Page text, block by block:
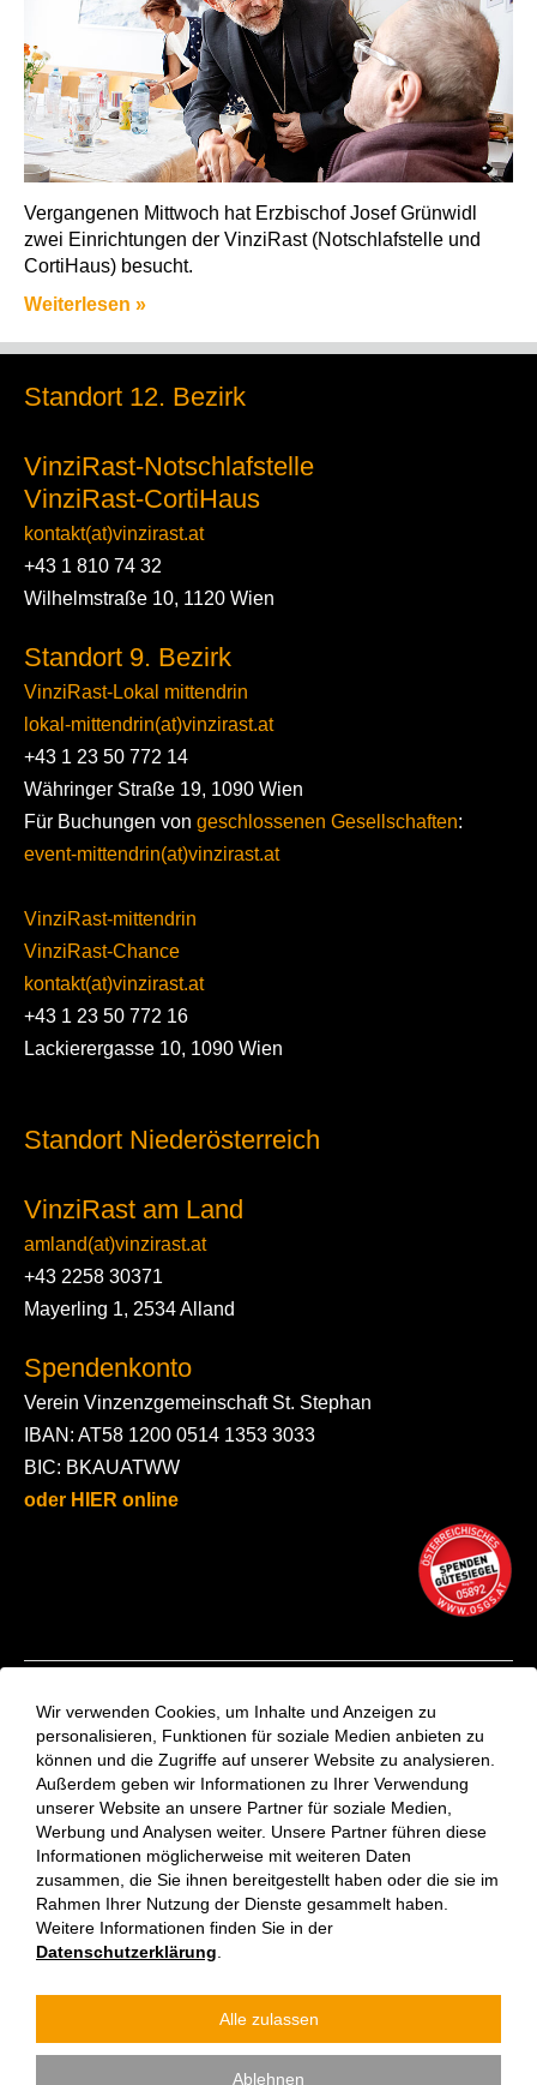
Vergangenen Mittwoch hat Erzbischof Josef Grünwidl
zwei Einrichtungen der VinziRast (Notschlafstelle und
CortiHaus) besucht.
Weiterlesen »
Standort 12. Bezirk
VinziRast-Notschlafstelle
VinziRast-CortiHaus
kontakt(at)vinzirast.at
+43 1 810 74 32
Wilhelmstraße 10, 1120 Wien
Standort 9. Bezirk
VinziRast-Lokal mittendrin
lokal-mittendrin(at)vinzirast.at
+43 1 23 50 772 14
Währinger Straße 19, 1090 Wien
Für Buchungen von geschlossenen Gesellschaften:
event-mittendrin(at)vinzirast.at
VinziRast-mittendrin
VinziRast-Chance
kontakt(at)vinzirast.at
+43 1 23 50 772 16
Lackierergasse 10, 1090 Wien
Standort Niederösterreich
VinziRast am Land
amland(at)vinzirast.at
+43 2258 30371
Mayerling 1, 2534 Alland
Spendenkonto
Verein Vinzenzgemeinschaft St. Stephan
IBAN: AT58 1200 0514 1353 3033
BIC: BKAUATWW
oder HIER online
Kontakt
Aktuelles
VinziRast-Newsletter
Impressum
Datenschutzerklärung
Verein Vinzenzgemeinschaft St. Stephan | Jede:r kann etwas
Wir verwenden Cookies, um Inhalte und Anzeigen zu
personalisieren, Funktionen für soziale Medien anbieten zu
können und die Zugriffe auf unserer Website zu analysieren.
Außerdem geben wir Informationen zu Ihrer Verwendung
unserer Website an unsere Partner für soziale Medien,
Werbung und Analysen weiter. Unsere Partner führen diese
Informationen möglicherweise mit weiteren Daten
zusammen, die Sie ihnen bereitgestellt haben oder die sie im
Rahmen Ihrer Nutzung der Dienste gesammelt haben.
Weitere Informationen finden Sie in der
Datenschutzerklärung
Ablehnen
Alle zulassen